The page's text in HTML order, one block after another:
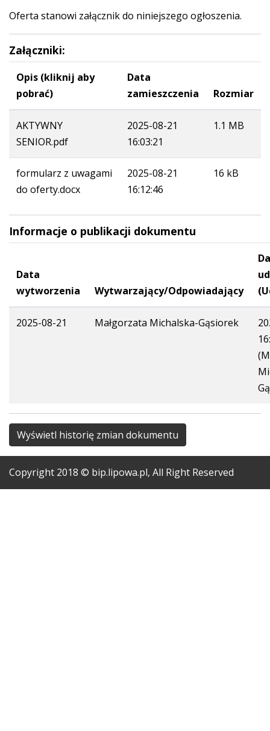
Oferta stanowi załącznik do niniejszego ogłoszenia.
Załączniki:
Opis (kliknij aby
pobrać)
Data
zamieszczenia
Rozmiar
AKTYWNY
SENIOR.pdf
2025-08-21
16:03:21
1.1 MB
formularz z uwagami
do oferty.docx
2025-08-21
16:12:46
16 kB
Informacje o publikacji dokumentu
Data
wytworzenia
Wytwarzający/Odpowiadający
2025-08-21 Małgorzata Michalska-Gąsiorek
Wyświetl historię zmian dokumentu
Copyright 2018 © bip.lipowa.pl, All Right Reserved